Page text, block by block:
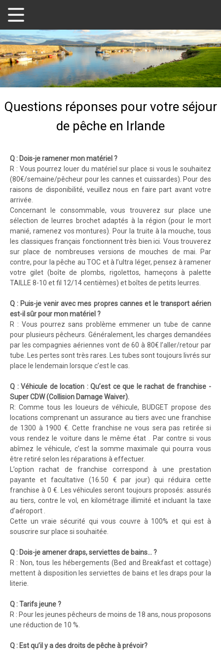
Questions réponses pour votre séjour
de pêche en Irlande
Q : Dois-je ramener mon matériel ?
R : Vous pourrez louer du matériel sur place si vous le souhaitez
(80€/semaine/pêcheur pour les cannes et cuissardes). Pour des
raisons de disponibilité, veuillez nous en faire part avant votre
arrivée.
Concernant le consommable, vous trouverez sur place une
sélection de leurres brochet adaptés à la région (pour le mort
manié, ramenez vos montures). Pour la truite à la mouche, tous
les classiques français fonctionnent très bien ici. Vous trouverez
sur place de nombreuses versions de mouches de mai. Par
contre, pour la pêche au TOC et à l’ultra léger, pensez à ramener
votre gilet (boîte de plombs, rigolettos, hameçons à palette
TAILLE 8-10 et fil 12/14 centièmes) et boîtes de petits leurres.
Q : Puis-je venir avec mes propres cannes et le transport aérien
est-il sûr pour mon matériel ?
R : Vous pourrez sans problème emmener un tube de canne
pour plusieurs pêcheurs. Généralement, les charges demandées
par les compagnies aériennes vont de 60 à 80€ l’aller/retour par
tube. Les pertes sont très rares. Les tubes sont toujours livrés sur
place le lendemain lorsque c’est le cas.
Q : Véhicule de location : Qu’est ce que le rachat de franchise -
Super CDW (Collision Damage Waiver).
R: Comme tous les loueurs de véhicule, BUDGET propose des
locations comprenant un assurance au tiers avec une franchise
de 1300 à 1900 €. Cette franchise ne vous sera pas retirée si
vous rendez le voiture dans le même état . Par contre si vous
abîmez le véhicule, c’est la somme maximale qui pourra vous
être retiré selon les réparations à effectuer.
L’option rachat de franchise correspond à une prestation
payante et facultative (16.50 € par jour) qui réduira cette
franchise à 0 €. Les véhicules seront toujours proposés: assurés
au tiers, contre le vol, en kilométrage illimité et incluant la taxe
d’aéroport .
Cette un vraie sécurité qui vous couvre à 100% et qui est à
souscrire sur place si souhaitée.
Q : Dois-je amener draps, serviettes de bains… ?
R : Non, tous les hébergements (Bed and Breakfast et cottage)
mettent à disposition les serviettes de bains et les draps pour la
literie.
Q : Tarifs jeune ?
R : Pour les jeunes pêcheurs de moins de 18 ans, nous proposons
une réduction de 10 %.
Q : Est qu’il y a des droits de pêche à prévoir?